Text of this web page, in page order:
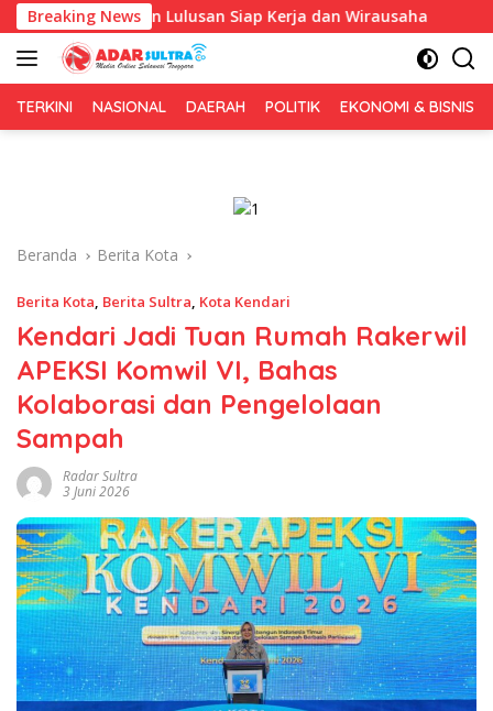
Langsung
ke
konten
Breaking News
Lulusan Siap Kerja dan Wirausaha Puluhan
TERKINI NASIONAL DAERAH POLITIK EKONOMI & BISNIS
Beranda Berita Kota
Berita Kota, Berita Sultra, Kota Kendari
Kendari Jadi Tuan Rumah Rakerwil
APEKSI Komwil VI, Bahas
Kolaborasi dan Pengelolaan
Sampah
Radar Sultra
3 Juni 2026